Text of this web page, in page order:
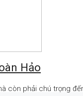
Hảo
còn phải chú trọng